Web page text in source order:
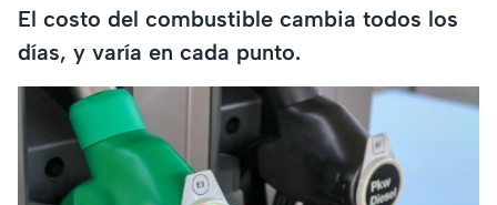
El costo del combustible cambia todos los
días, y varía en cada punto.